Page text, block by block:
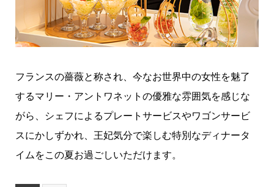
フランスの薔薇と称され、今なお世界中の女性を魅了
するマリー・アントワネットの優雅な雰囲気を感じな
がら、シェフによるプレートサービスやワゴンサービ
スにかしずかれ、王妃気分で楽しむ特別なディナータ
イムをこの夏お過ごしいただけます。